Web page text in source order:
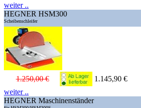
weiter ..
HEGNER HSM300
Scheibenschleifer
1.250,00 €
1.145,90 €
weiter ..
HEGNER Maschinenständer